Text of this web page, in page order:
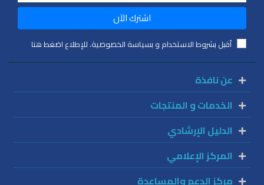
اشترك الآن
أقبل بشروط الاستخدام و بسياسة الخصوصية. للإطلاع اضغط هنا
عن نافذة
الخدمات و المنتجات
الدليل الإرشادي
المركز الإعلامي
مركز الدعم والمساعدة